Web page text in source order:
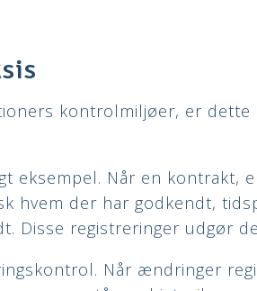
kontrolmiljøer, er
eksempel. Når en kontrakt,
hvem der har godkendt,
Disse registreringer udgør
Når ændringer